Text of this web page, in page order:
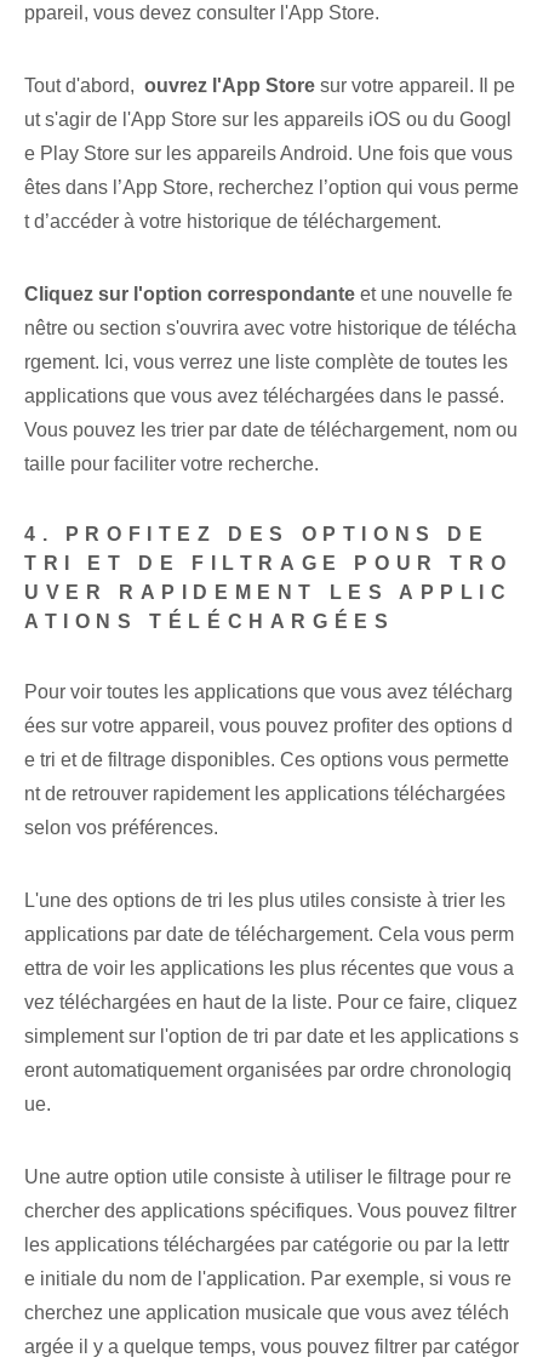
ppareil, vous devez consulter l'App Store. ⁣
Tout d'abord, ⁤ ouvrez l'App Store sur votre appareil. Il pe
ut s'agir de l'App Store sur les appareils iOS ou du Googl
e Play Store sur les appareils Android. Une fois que vous
êtes dans l’App Store, recherchez l’option qui vous perme
t d’accéder à votre historique de téléchargement.
Cliquez sur l'option correspondante et une nouvelle fe
nêtre ou section s'ouvrira avec votre historique de télécha
rgement. Ici, vous verrez une liste complète de toutes les
applications que vous avez téléchargées dans le passé.
Vous pouvez les trier par date de téléchargement, nom ou
taille pour faciliter votre recherche.
4. PROFITEZ DES OPTIONS DE
TRI ET DE FILTRAGE POUR TRO
UVER RAPIDEMENT LES APPLIC
ATIONS TÉLÉCHARGÉES
Pour voir toutes les ⁤applications ⁤que vous avez télécharg
ées sur votre appareil, vous pouvez profiter des options d
e ⁢tri‌ et de filtrage disponibles. Ces options vous permette
nt de retrouver rapidement les applications téléchargées
selon vos préférences.
L'une des options de tri les plus utiles consiste à trier les
applications par date de téléchargement. Cela vous perm
ettra de voir les applications les plus récentes que vous a
vez téléchargées en haut de la liste. Pour ce faire, cliquez
simplement sur l'option de tri par date et les applications s
eront automatiquement organisées par ordre chronologiq
ue.
Une autre option utile consiste à utiliser le filtrage pour re
chercher des applications spécifiques. Vous pouvez filtrer
les applications téléchargées par catégorie ou par la lettr
e initiale du nom de l'application. Par exemple, si vous re
cherchez une application musicale que vous avez téléch
argée il y a quelque temps, vous pouvez filtrer par catégor